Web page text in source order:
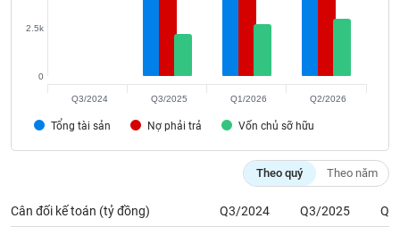
Tổng tài sản Nợ phải trả Vốn chủ sỡ hữu
0
2.5k
Q3/2024 Q3/2025 Q1/2026 Q2/2026
Theo quý Theo năm
Cân đối kế toán (tỷ đồng) Q3/2024 Q3/2025
(-)
tài